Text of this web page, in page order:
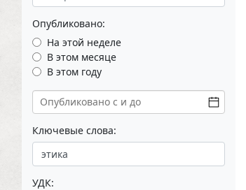
Опубликовано:
На этой неделе
В этом месяце
В этом году
Ключевые слова:
УДК: